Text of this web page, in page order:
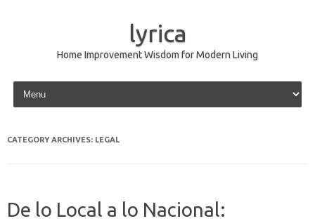
lyrica
Home Improvement Wisdom for Modern Living
Skip to content
CATEGORY ARCHIVES: LEGAL
De lo Local a lo Nacional: